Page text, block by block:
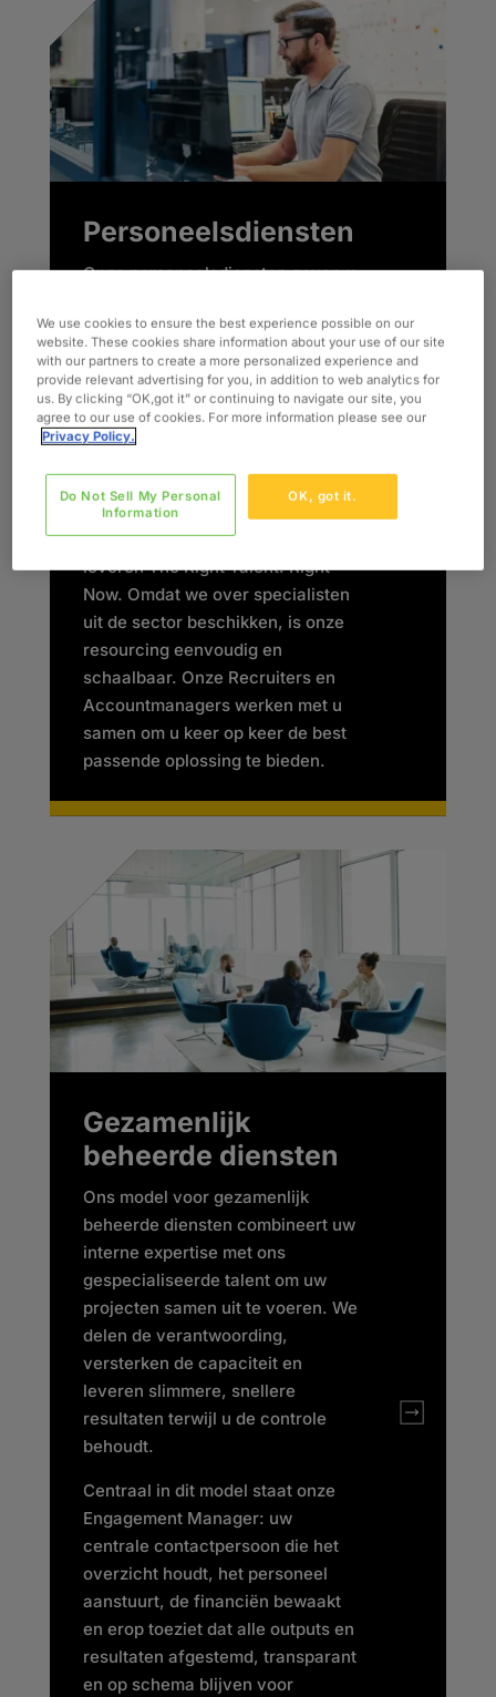
Personeelsdiensten
Onze personeelsdiensten geven u
gecontroleerde,
hooggekwalificeerde
professionals die vanaf dag één
voor u klaarstaan.
ondersteuning nodig hebt,
speciale expertise zoekt of uw
team snel wilt uitbreiden: wij
leveren The Right Talent. Right
Now. Omdat we over specialisten
uit de sector beschikken, is onze
resourcing eenvoudig en
schaalbaar. Onze Recruiters en
Accountmanagers werken met u
samen om u keer op keer de best
passende oplossing te bieden.
Gezamenlijk
beheerde diensten
Ons model voor gezamenlijk
beheerde diensten combineert uw
interne expertise met ons
gespecialiseerde talent om uw
projecten samen uit te voeren. We
delen de verantwoording,
versterken de capaciteit en
leveren slimmere, snellere
resultaten terwijl u de controle
behoudt.
Centraal in dit model staat onze
Engagement Manager: uw
centrale contactpersoon die het
overzicht houdt, het personeel
aanstuurt, de financiën bewaakt
en erop toeziet dat alle outputs en
resultaten afgestemd, transparant
en op schema blijven voor
We use cookies to ensure the best experience possible on our
website. These cookies share information about your use of our site
with our partners to create a more personalized experience and
provide relevant advertising for you, in addition to web analytics for
us. By clicking “OK,got it” or continuing to navigate our site, you
agree to our use of cookies. For more information please see our
Privacy Policy.
OK, got it.
Do Not Sell My Personal
Information